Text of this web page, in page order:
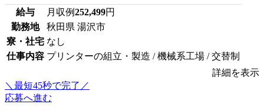
給与 月収例252,499円
勤務地
秋田県 湯沢市
寮・社宅 なし
仕事内容 プリンターの組立・製造 / 機械系工場 / 交替制
詳細を表示
＼最短45秒で完了／
応募へ進む